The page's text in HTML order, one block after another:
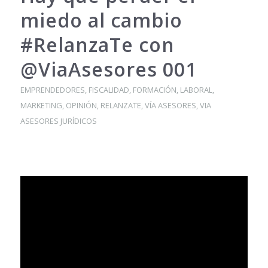
miedo al cambio
#RelanzaTe con
@ViaAsesores 001
EMPRENDEDORES, FISCALIDAD, FORMACIÓN, LABORAL,
MARKETING, OPINIÓN, RELANZATE,VÍA ASESORES,VIA
ASESORES JURÍDICOS